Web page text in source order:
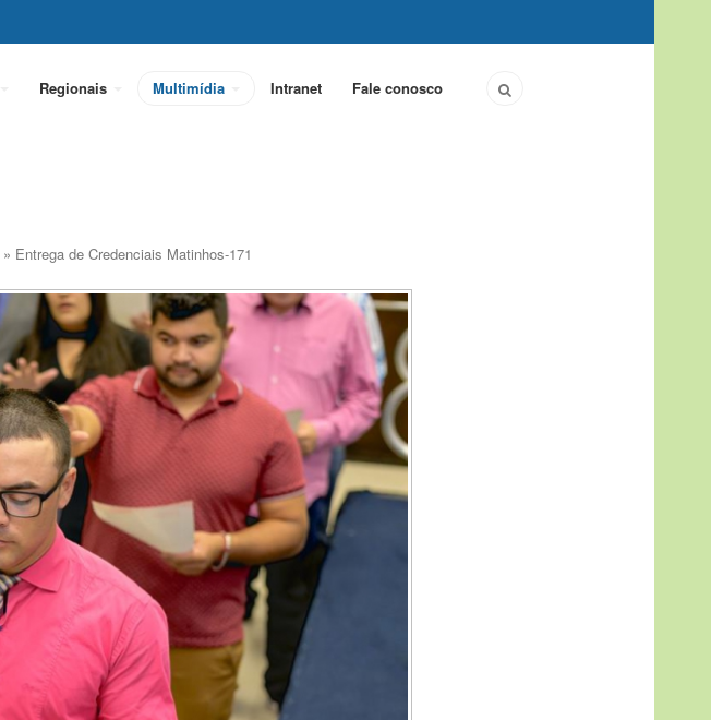
Regionais Multimídia Intranet Fale conosco
» Entrega de Credenciais Matinhos-171